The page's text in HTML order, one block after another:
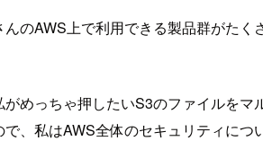
のAWS上で利用できる製品群がた
めっちゃ押したいS3のファイルを
、私はAWS全体のセキュリティにつ